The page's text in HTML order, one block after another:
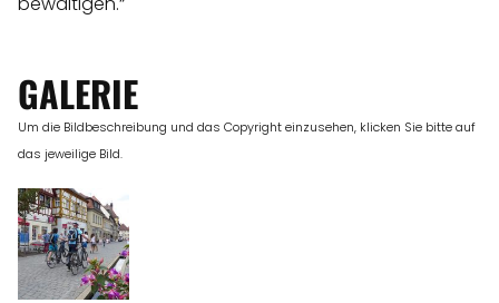
GALERIE
Um die Bildbeschreibung und das Copyright einzusehen, klicken Sie bitte auf
das jeweilige Bild.